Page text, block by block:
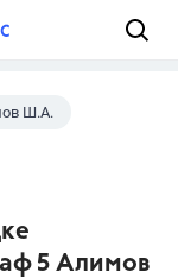
Ш.А.
5 Алимов